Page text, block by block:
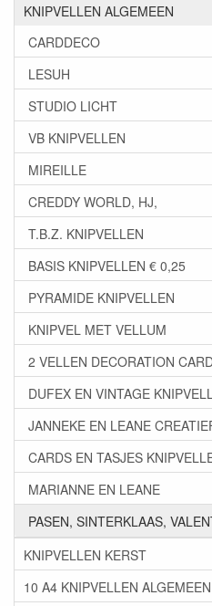
KNIPVELLEN ALGEMEEN
CARDDECO
LESUH
STUDIO LICHT
VB KNIPVELLEN
MIREILLE
CREDDY WORLD, HJ,
T.B.Z. KNIPVELLEN
BASIS KNIPVELLEN € 0,25
PYRAMIDE KNIPVELLEN
KNIPVEL MET VELLUM
2 VELLEN DECORATION
DUFEX EN VINTAGE
JANNEKE EN LEANE
CARDS EN TASJES
MARIANNE EN LEANE
PASEN, SINTERKLAAS,
KNIPVELLEN KERST
10 A4 KNIPVELLEN